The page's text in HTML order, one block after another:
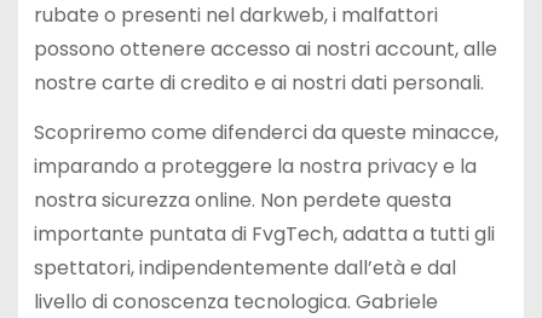
rubate o presenti nel darkweb, i malfattori
possono ottenere accesso ai nostri account, alle
nostre carte di credito e ai nostri dati personali.
Scopriremo come difenderci da queste minacce,
imparando a proteggere la nostra privacy e la
nostra sicurezza online. Non perdete questa
importante puntata di FvgTech, adatta a tutti gli
spettatori, indipendentemente dall’età e dal
livello di conoscenza tecnologica. Gabriele